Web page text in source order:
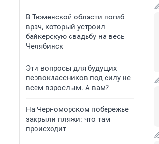
В Тюменской области погиб
врач, который устроил
байкерскую свадьбу на весь
Челябинск
Эти вопросы для будущих
первоклассников под силу не
всем взрослым. А вам?
На Черноморском побережье
закрыли пляжи: что там
происходит